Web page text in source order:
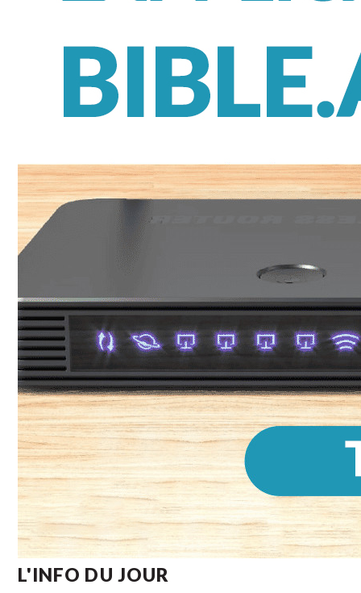
L'INFO DU JOUR